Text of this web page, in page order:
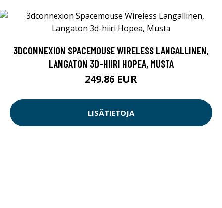
3DCONNEXION SPACEMOUSE WIRELESS LANGALLINEN,
LANGATON 3D-HIIRI HOPEA, MUSTA
249.86 EUR
LISÄTIETOJA